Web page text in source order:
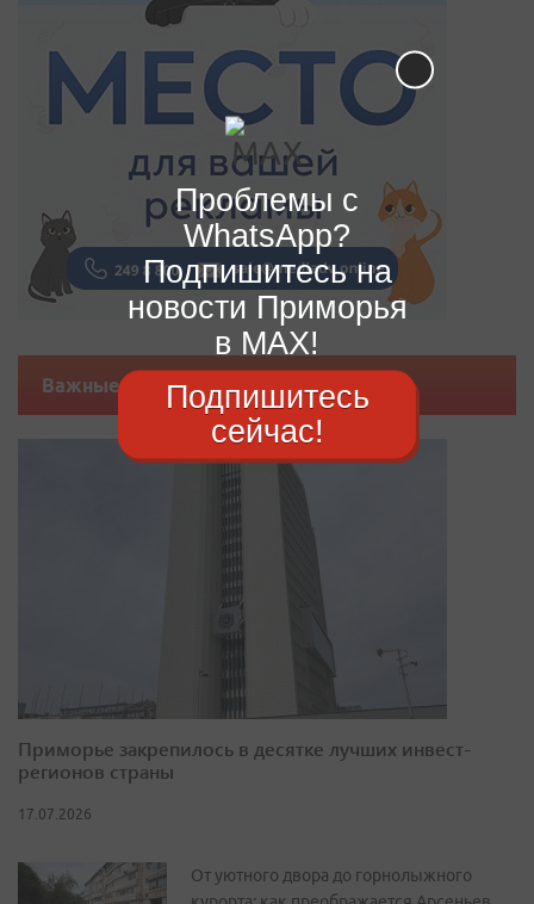
Важные новости
Приморье закрепилось в десятке лучших инвест-
регионов страны
17.07.2026
От уютного двора до горнолыжного
Проблемы с
WhatsApp?
Подпишитесь на
новости Приморья
в MAX!
Подпишитесь
сейчас!